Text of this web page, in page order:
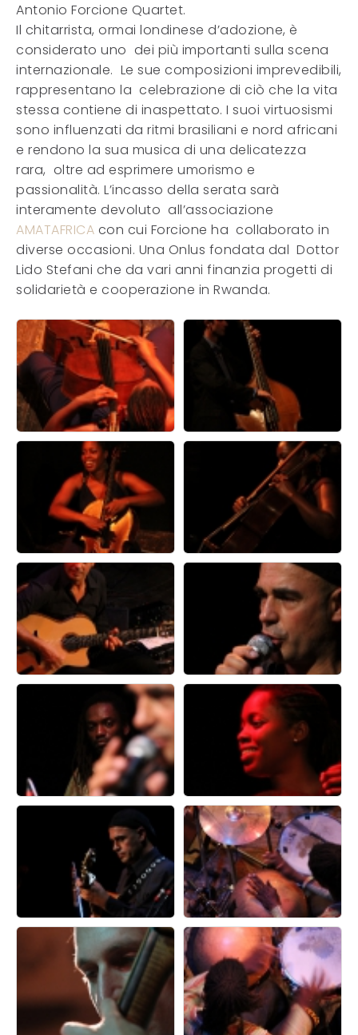
Antonio Forcione Quartet.
Il chitarrista, ormai londinese d’adozione, è
considerato uno dei più importanti sulla scena
internazionale. Le sue composizioni imprevedibili,
rappresentano la celebrazione di ciò che la vita
stessa contiene di inaspettato. I suoi virtuosismi
sono influenzati da ritmi brasiliani e nord africani
e rendono la sua musica di una delicatezza
rara, oltre ad esprimere umorismo e
passionalità. L’incasso della serata sarà
interamente devoluto all’associazione
AMATAFRICA con cui Forcione ha collaborato in
diverse occasioni. Una Onlus fondata dal Dottor
Lido Stefani che da vari anni finanzia progetti di
solidarietà e cooperazione in Rwanda.